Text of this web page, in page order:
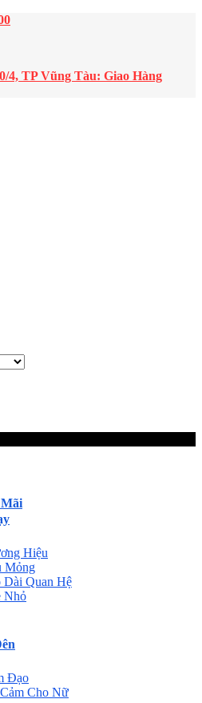
4, TP Vũng Tàu: Giao Hàng
Hiệu
Mỏng
Dài Quan Hệ
Nhỏ
Đạo
Cho Nữ